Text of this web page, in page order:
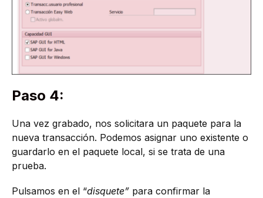
Paso 4:
Una vez grabado, nos solicitara un paquete para la
nueva transacción. Podemos asignar uno existente o
guardarlo en el paquete local, si se trata de una
prueba.
Pulsamos en el “disquete” para confirmar la